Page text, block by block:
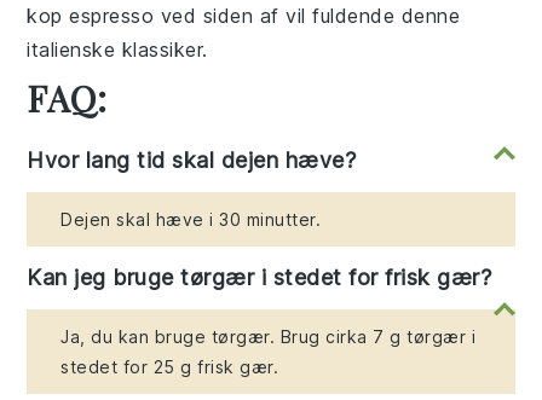
kop espresso ved siden af vil fuldende denne
italienske klassiker.
FAQ:
Hvor lang tid skal dejen hæve?
Dejen skal hæve i 30 minutter.
Kan jeg bruge tørgær i stedet for frisk gær?
Ja, du kan bruge tørgær. Brug cirka 7 g tørgær i
stedet for 25 g frisk gær.